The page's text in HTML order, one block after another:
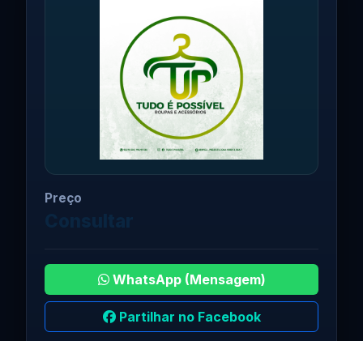
Preço
WhatsApp (Mensagem)
Partilhar no Facebook